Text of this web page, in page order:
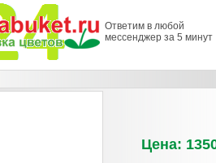
Ответим в любой
мессенджер за 5 минут
Цена: